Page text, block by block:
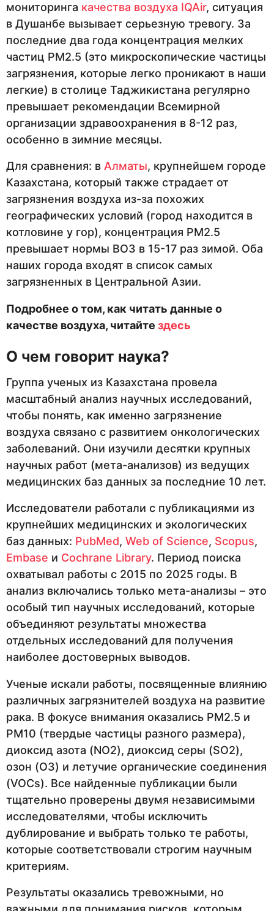
мониторинга качества воздуха IQAir, ситуация
в Душанбе вызывает серьезную тревогу. За
последние два года концентрация мелких
частиц PM2.5 (это микроскопические частицы
загрязнения, которые легко проникают в наши
легкие) в столице Таджикистана регулярно
превышает рекомендации Всемирной
организации здравоохранения в 8-12 раз,
особенно в зимние месяцы.
Для сравнения: в Алматы, крупнейшем городе
Казахстана, который также страдает от
загрязнения воздуха из-за похожих
географических условий (город находится в
котловине у гор), концентрация PM2.5
превышает нормы ВОЗ в 15-17 раз зимой. Оба
наших города входят в список самых
загрязненных в Центральной Азии.
Подробнее о том, как читать данные о
качестве воздуха, читайте здесь
О чем говорит наука?
Группа ученых из Казахстана провела
масштабный анализ научных исследований,
чтобы понять, как именно загрязнение
воздуха связано с развитием онкологических
заболеваний. Они изучили десятки крупных
научных работ (мета-анализов) из ведущих
медицинских баз данных за последние 10 лет.
Исследователи работали с публикациями из
крупнейших медицинских и экологических
баз данных: PubMed, Web of Science, Scopus,
Embase и Cochrane Library. Период поиска
охватывал работы с 2015 по 2025 годы. В
анализ включались только мета-анализы – это
особый тип научных исследований, которые
объединяют результаты множества
отдельных исследований для получения
наиболее достоверных выводов.
Ученые искали работы, посвященные влиянию
различных загрязнителей воздуха на развитие
рака. В фокусе внимания оказались PM2.5 и
PM10 (твердые частицы разного размера),
диоксид азота (NO2), диоксид серы (SO2),
озон (O3) и летучие органические соединения
(VOCs). Все найденные публикации были
тщательно проверены двумя независимыми
исследователями, чтобы исключить
дублирование и выбрать только те работы,
которые соответствовали строгим научным
критериям.
Результаты оказались тревожными, но